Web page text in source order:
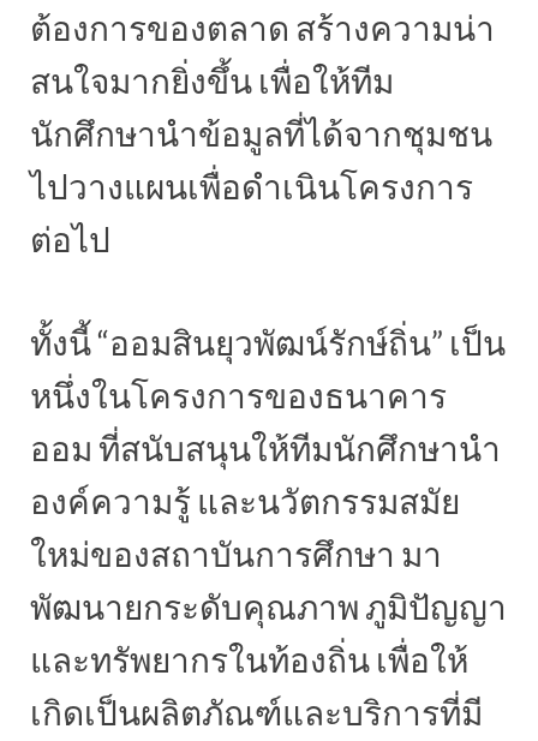
ต้องการของตลาด สร้างความน่า
สนใจมากยิ่งขึ้น เพื่อให้ทีม
นักศึกษานำข้อมูลที่ได้จากชุมชน
ไปวางแผนเพื่อดำเนินโครงการ
ต่อไป
ทั้งนี้ “ออมสินยุวพัฒน์รักษ์ถิ่น” เป็น
หนึ่งในโครงการของธนาคาร
ออม ที่สนับสนุนให้ทีมนักศึกษานํา
องค์ความรู้ และนวัตกรรมสมัย
ใหม่ของสถาบันการศึกษา มา
พัฒนายกระดับคุณภาพ ภูมิปัญญา
และทรัพยากรในท้องถิ่น เพื่อให้
เกิดเป็นผลิตภัณฑ์และบริการที่มี